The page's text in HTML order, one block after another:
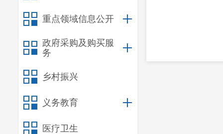
重点领域信息公开
政府采购及购买服
务
乡村振兴
义务教育
医疗卫生